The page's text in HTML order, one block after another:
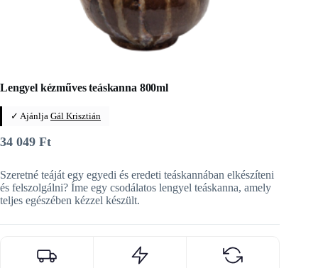
Lengyel kézműves teáskanna 800ml
✓ Ajánlja Gál Krisztián
34 049 Ft
Szeretné teáját egy egyedi és eredeti teáskannában elkészíteni
és felszolgálni? Íme egy csodálatos lengyel teáskanna, amely
teljes egészében kézzel készült.